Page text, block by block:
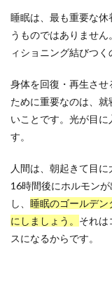
睡眠は、最も重要な
うものではありませ
ィショニング結びつく
身体を回復・再生さ
ために重要なのは、
いことです。光が目
す。
人間は、朝起きて目
16時間後にホルモン
し、 睡眠のゴールデン
にしましょう。 それは
スになるからです。